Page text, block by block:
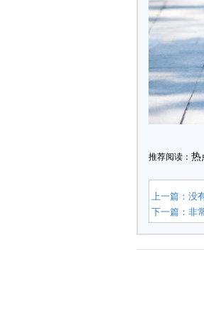
推荐阅读： 热
上一篇：没
下一篇：非